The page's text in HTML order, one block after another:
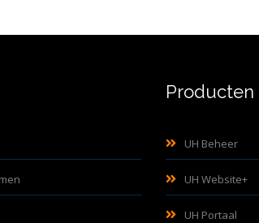
Producten
UH Beheer
UH Website+
UH Portaal